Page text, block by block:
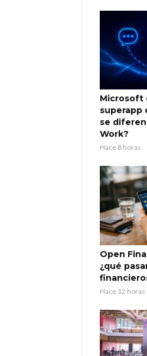
Microsoft
superapp
se
Work?
Hace 8 horas
Open
¿qué
Hace 12 horas